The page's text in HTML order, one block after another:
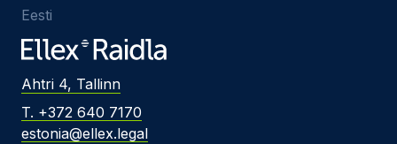
Eesti
Ahtri 4, Tallinn
T. +372 640 7170
estonia@ellex.legal